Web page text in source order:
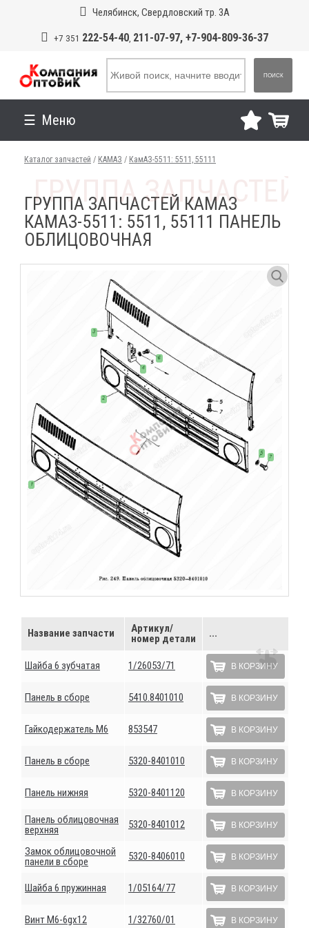
Челябинск, Свердловский тр. 3А
+7 351 222-54-40, 211-07-97, +7-904-809-36-37
ПОИСК
Меню
Каталог запчастей / КАМАЗ / КамАЗ-5511: 5511, 55111
ГРУППА ЗАПЧАСТЕЙ КАМАЗ
КАМАЗ-5511: 5511, 55111 ПАНЕЛЬ
ОБЛИЦОВОЧНАЯ
Название запчасти
Артикул/
номер детали
...
Шайба 6 зубчатая 1/26053/71 В КОРЗИНУ
Панель в сборе 5410.8401010 В КОРЗИНУ
Гайкодержатель М6 853547 В КОРЗИНУ
Панель в сборе 5320-8401010 В КОРЗИНУ
Панель нижняя 5320-8401120 В КОРЗИНУ
Панель облицовочная
верхняя
5320-8401012 В КОРЗИНУ
Замок облицовочной
панели в сборе
5320-8406010 В КОРЗИНУ
Шайба 6 пружинная 1/05164/77 В КОРЗИНУ
Винт М6-6gх12 1/32760/01 В КОРЗИНУ